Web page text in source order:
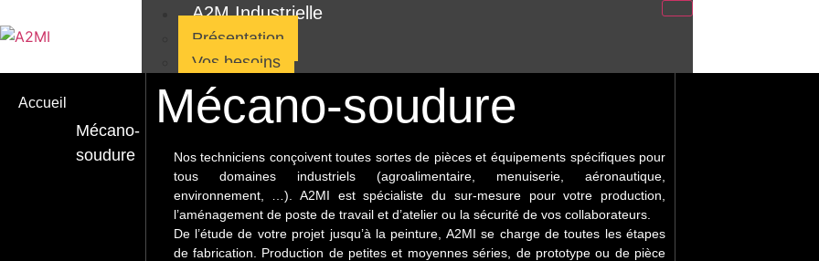
A2M Industrielle
Présentation
Vos besoins
Contact
Secteurs
Machines
Industrielles
Agroalimentaire
AutomobileIndustries
lourdes
Aéronautique
et
défense
Accueil
Mécano-
soudure
Mécano-soudure
Nos techniciens conçoivent toutes sortes de pièces et équipements spécifiques pour
tous domaines industriels (agroalimentaire, menuiserie, aéronautique,
environnement, …). A2MI est spécialiste du sur-mesure pour votre production,
l’aménagement de poste de travail et d’atelier ou la sécurité de vos collaborateurs.
De l’étude de votre projet jusqu’à la peinture, A2MI se charge de toutes les étapes
de fabrication. Production de petites et moyennes séries, de prototype ou de pièce